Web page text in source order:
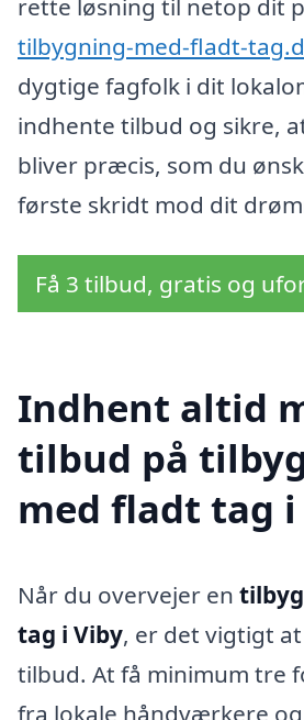
rette løsning til netop dit
tilbygning-med-fladt-
dygtige fagfolk i dit
indhente tilbud og sikre,
bliver præcis, som du
første skridt mod dit
Få 3 tilbud, gratis og
Indhent altid
tilbud på
med fladt tag i
Når du overvejer en
tag i Viby, er det vigtigt
tilbud. At få minimum tre
fra lokale håndværkere